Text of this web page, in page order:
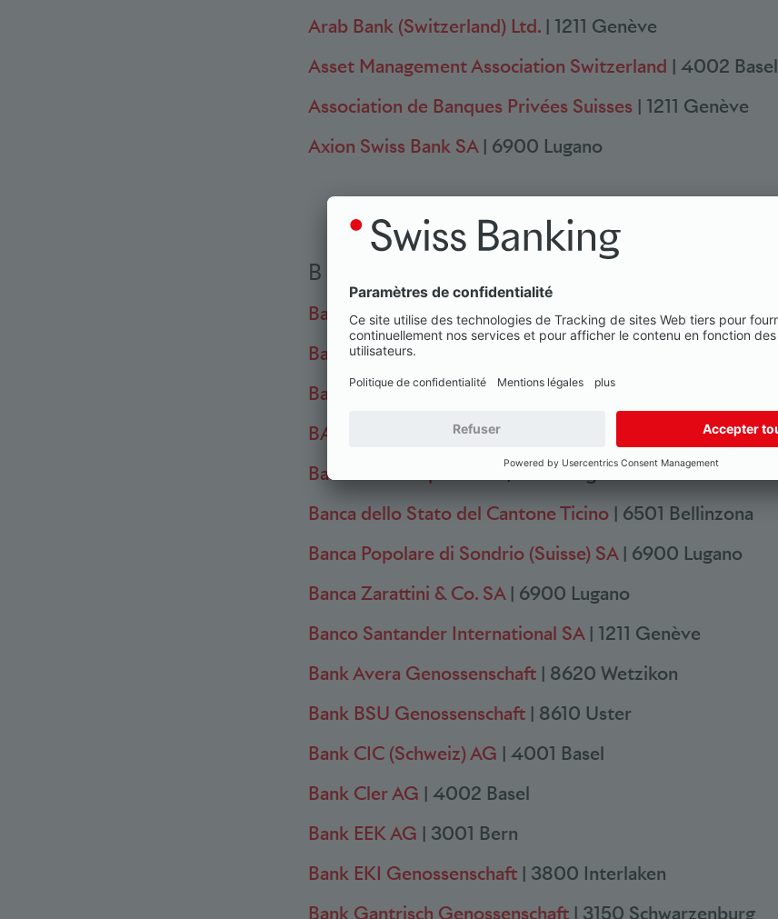
Arab Bank (Switzerland) Ltd. | 1211 Genève
Asset Management Association Switzerland | 4002 Basel
Association de Banques Privées Suisses | 1211 Genève
Axion Swiss Bank SA| 6900 Lugano
B
Baloise Bank AG| 4500 Solothurn
Banca Aletti & C. (Suisse) SA
Banca Credinvest SA| 6902 Lugano
BANCA DEL CERESIO SA
Banca del Sempione SA| 6900 Lugano
Banca dello Stato del Cantone Ticino | 6501 Bellinzona
Banca Popolare di Sondrio (Suisse) SA| 6900 Lugano
Banca Zarattini & Co. SA| 6900 Lugano
Banco Santander International SA| 1211 Genève
Bank Avera Genossenschaft | 8620 Wetzikon
Bank BSU Genossenschaft | 8610 Uster
Bank CIC (Schweiz) AG | 4001 Basel
Bank Cler AG | 4002 Basel
Bank EEK AG | 3001 Bern
Bank EKI Genossenschaft | 3800 Interlaken
Bank Gantrisch Genossenschaft | 3150 Schwarzenburg